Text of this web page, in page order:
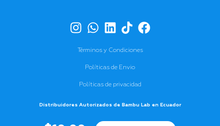
Términos y Condiciones
Políticas de Envio
Políticas de privacidad
Distribuidores Autorizados de Bambu Lab en Ecuador